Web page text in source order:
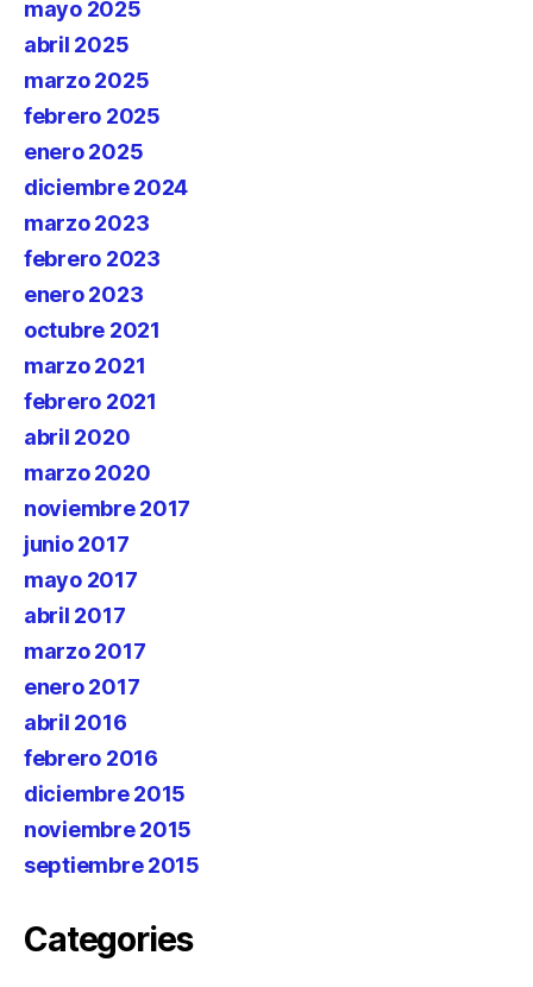
mayo 2025
abril 2025
marzo 2025
febrero 2025
enero 2025
diciembre 2024
marzo 2023
febrero 2023
enero 2023
octubre 2021
marzo 2021
febrero 2021
abril 2020
marzo 2020
noviembre 2017
junio 2017
mayo 2017
abril 2017
marzo 2017
enero 2017
abril 2016
febrero 2016
diciembre 2015
noviembre 2015
septiembre 2015
Categories